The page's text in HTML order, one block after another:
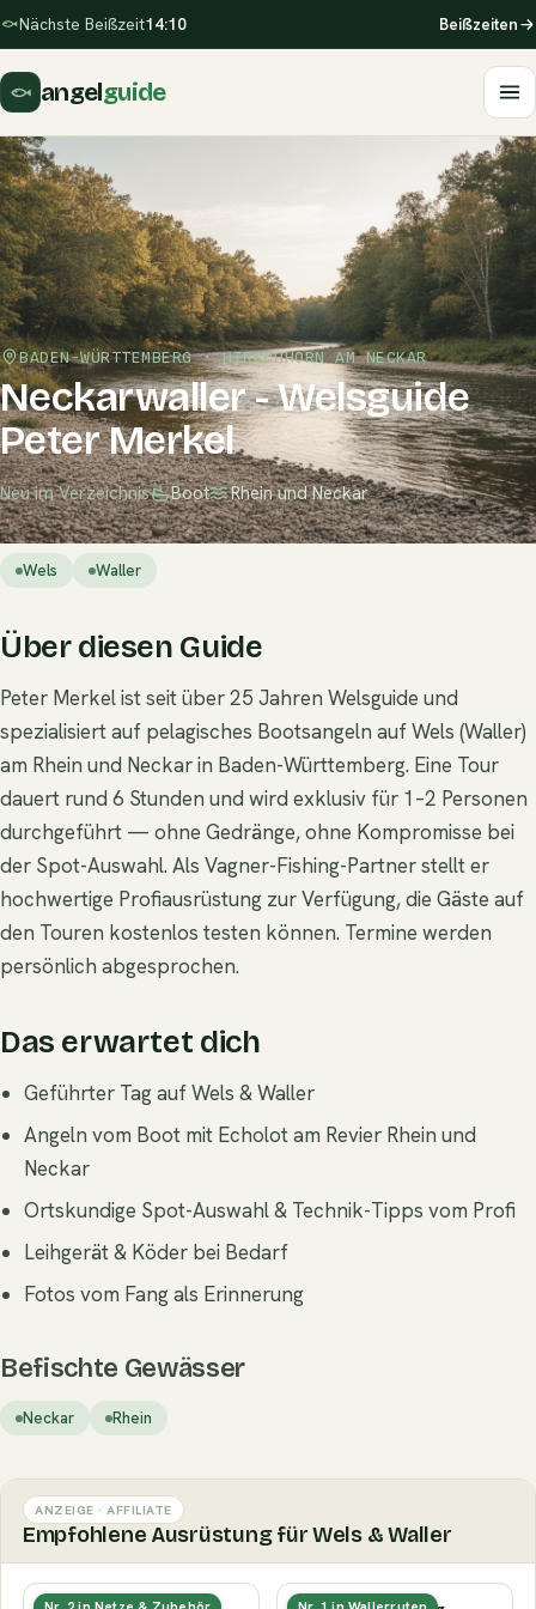
Nächste Beißzeit14:10 Beißzeiten
angelguide
BADEN-WÜRTTEMBERG · HIRSCHHORN AM NECKAR
Neckarwaller - Welsguide
Peter Merkel
Neu im Verzeichnis Boot Rhein und Neckar
Wels Waller
Über diesen Guide
Peter Merkel ist seit über 25 Jahren Welsguide und
spezialisiert auf pelagisches Bootsangeln auf Wels (Waller)
am Rhein und Neckar in Baden-Württemberg. Eine Tour
dauert rund 6 Stunden und wird exklusiv für 1–2 Personen
durchgeführt — ohne Gedränge, ohne Kompromisse bei
der Spot-Auswahl. Als Vagner-Fishing-Partner stellt er
hochwertige Profiausrüstung zur Verfügung, die Gäste auf
den Touren kostenlos testen können. Termine werden
persönlich abgesprochen.
Das erwartet dich
Geführter Tag auf Wels & Waller
Angeln vom Boot mit Echolot am Revier Rhein und
Neckar
Ortskundige Spot-Auswahl & Technik-Tipps vom Profi
Leihgerät & Köder bei Bedarf
Fotos vom Fang als Erinnerung
Befischte Gewässer
Neckar Rhein
ANZEIGE · AFFILIATE
Empfohlene Ausrüstung für Wels & Waller